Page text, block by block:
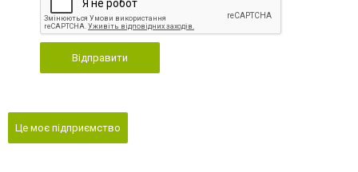
Відправити
Це моє підприємство